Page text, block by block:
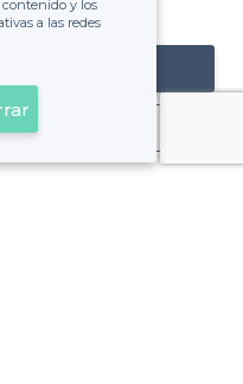
contenido y los
a las redes